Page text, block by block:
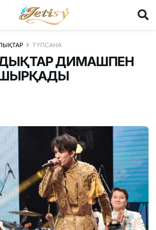
ТҮПСАНА
ДИМАШПЕН
ШЫРҚАДЫ